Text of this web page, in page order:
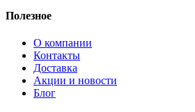
Полезное
О компании
Контакты
Доставка
Акции и новости
Блог